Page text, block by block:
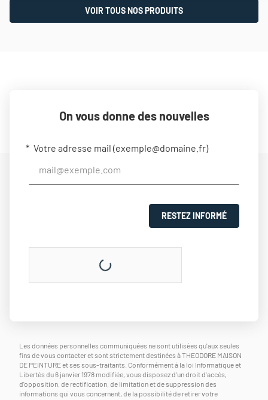
VOIR TOUS NOS PRODUITS
On vous donne des nouvelles
Votre adresse mail (exemple@domaine.fr)
RESTEZ INFORMÉ
Les données personnelles communiquées ne sont utilisées qu'aux seules
fins de vous contacter et sont strictement destinées à THEODORE MAISON
DE PEINTURE et ses sous-traitants. Conformément à la loi Informatique et
Libertés du 6 janvier 1978 modifiée, vous disposez d'un droit d'accès,
d'opposition, de rectification, de limitation et de suppression des
informations qui vous concernent, de la possibilité de retirer votre